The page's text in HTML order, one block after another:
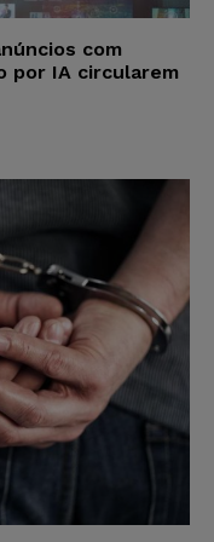
com
por IA circularem